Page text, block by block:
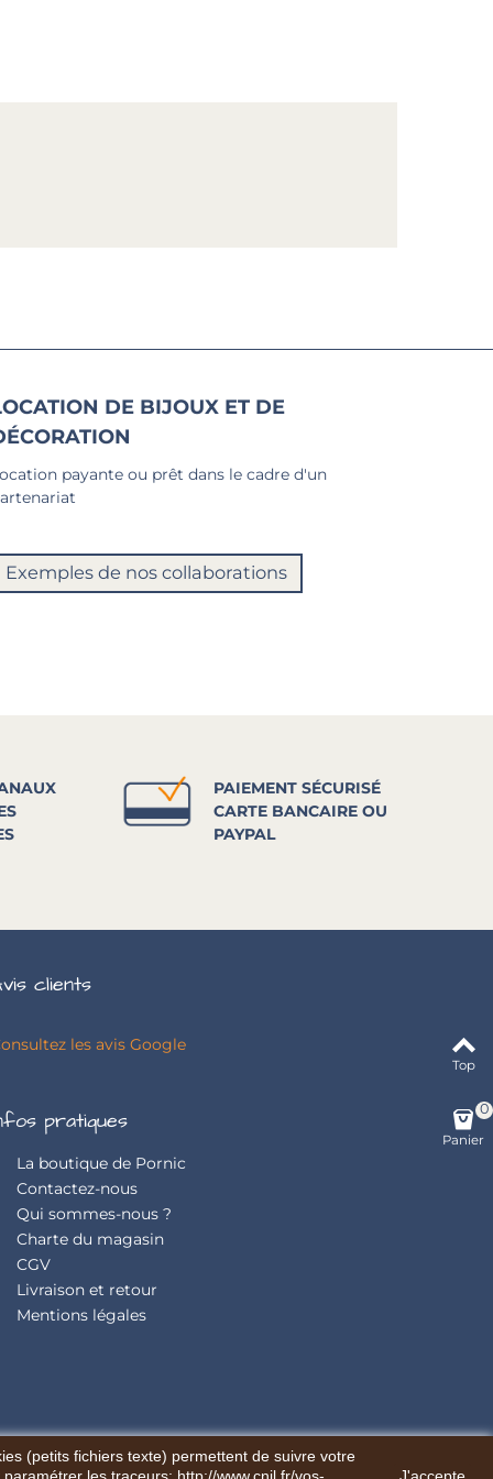
DE BIJOUX ET DE
payante ou prêt dans le cadre d'un
Exemples de nos collaborations
PAIEMENT SÉCURISÉ
CARTE BANCAIRE OU
PAYPAL
(petits fichiers texte) permettent de suivre votre
clients
les avis Google
pratiques
La boutique de Pornic
Contactez-nous
Qui sommes-nous ?
Charte du magasin
CGV
Livraison et retour
Mentions légales
Top
Panier
0